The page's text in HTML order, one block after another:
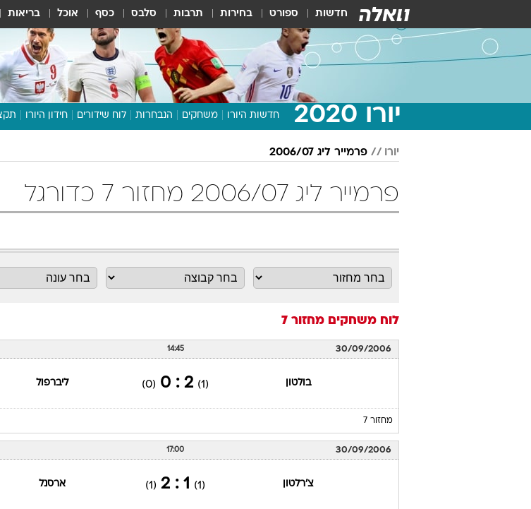
חדשות ספורט בחירות תרבות סלבס כסף אוכל בריאות
יורו 2020 חדשות היורו משחקים הנבחרות לוח שידורים חידון היורו
יורו פרמייר ליג 2006/07
פרמייר ליג 2006/07 מחזור 7 כדורגל
לוח משחקים מחזור 7
30/09/2006
14:45
בולטון (1)
2 : 0
(0) ליברפול
מחזור 7
30/09/2006
17:00
צ'רלטון (1)
1 : 2
(1) ארסנל